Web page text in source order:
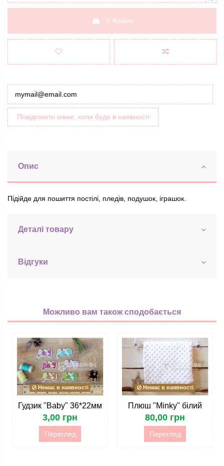
У Кошик
Повідомити мене, коли буде в наявності
Опис
Підійде для пошиття постілі, пледів, подушок, іграшок.
Деталі товару
Відгуки
Можливо вам також сподобається
Немає в наявності
Гудзик "Baby" 36*22мм
3,00 грн
Перегляд
Немає в наявності
Плюш "Minky" білий
80,00 грн
Перегляд